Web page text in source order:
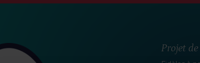
Projet